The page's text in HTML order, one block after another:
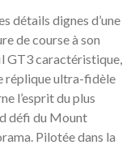
détails dignes d’une
de course à son
GT3 caractéristique,
réplique ultra-fidèle
l’esprit du plus
défi du Mount
Pilotée dans la